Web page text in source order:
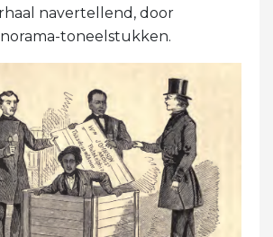
navertellend, door
toneelstukken.